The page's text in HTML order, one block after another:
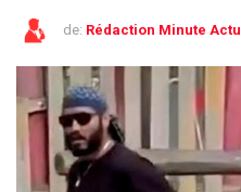
de: Rédaction Minute Actu